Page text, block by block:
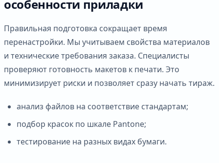
особенности приладки
Правильная подготовка сокращает время
перенастройки. Мы учитываем свойства материалов
и технические требования заказа. Специалисты
проверяют готовность макетов к печати. Это
минимизирует риски и позволяет сразу начать тираж.
анализ файлов на соответствие стандартам;
подбор красок по шкале Pantone;
тестирование на разных видах бумаги.